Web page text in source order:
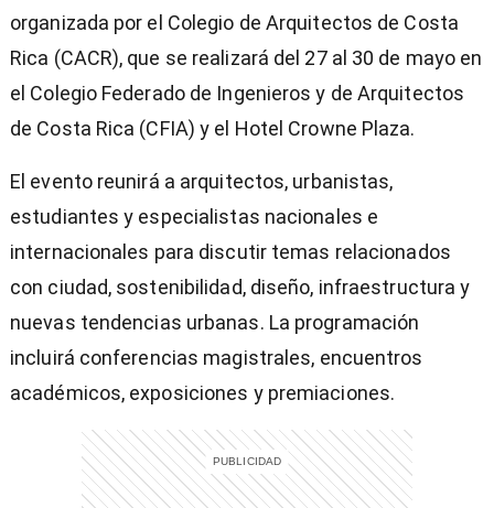
organizada por el Colegio de Arquitectos de Costa
Rica (CACR), que se realizará del 27 al 30 de mayo en
el Colegio Federado de Ingenieros y de Arquitectos
de Costa Rica (CFIA) y el Hotel Crowne Plaza.
El evento reunirá a arquitectos, urbanistas,
estudiantes y especialistas nacionales e
internacionales para discutir temas relacionados
con ciudad, sostenibilidad, diseño, infraestructura y
nuevas tendencias urbanas. La programación
incluirá conferencias magistrales, encuentros
académicos, exposiciones y premiaciones.